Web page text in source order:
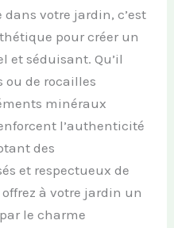
votre jardin, c’est
pour créer un
et séduisant. Qu’il
ou de rocailles
minéraux
l’authenticité
des
et respectueux de
à votre jardin un
le charme